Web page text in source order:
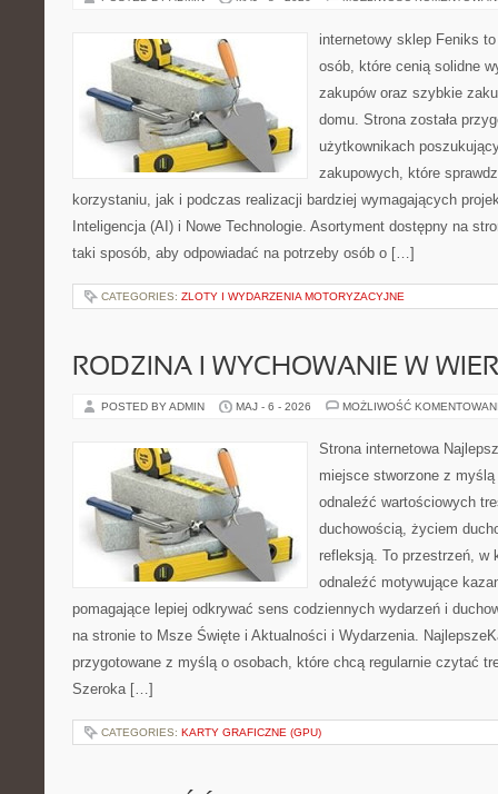
internetowy sklep Feniks
osób, które cenią solidne
zakupów oraz szybkie
domu. Strona została
użytkownikach
zakupowych, które
korzystaniu, jak i podczas realizacji bardziej wymagających
Inteligencja (AI) i Nowe Technologie. Asortyment dostępny na
taki sposób, aby odpowiadać na potrzeby osób o […]
CATEGORIES: ZLOTY I WYDARZENIA MOTORYZACYJNE
RODZINA I WYCHOWANIE W
POSTED BY ADMIN MAJ - 6 - 2026 MOŻLIWOŚĆ
Strona internetowa
miejsce stworzone z
odnaleźć wartościowych
duchowością, życiem
refleksją. To przestrzeń, w
odnaleźć motywujące
pomagające lepiej odkrywać sens codziennych wydarzeń i
na stronie to Msze Święte i Aktualności i Wydarzenia.
przygotowane z myślą o osobach, które chcą regularnie czytać
Szeroka […]
CATEGORIES: KARTY GRAFICZNE (GPU)